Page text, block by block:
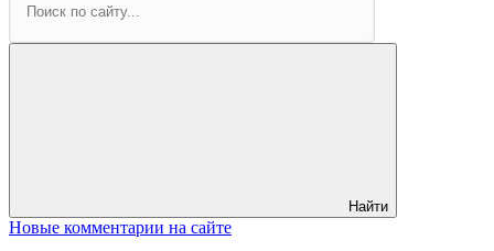
Найти
Новые комментарии на сайте